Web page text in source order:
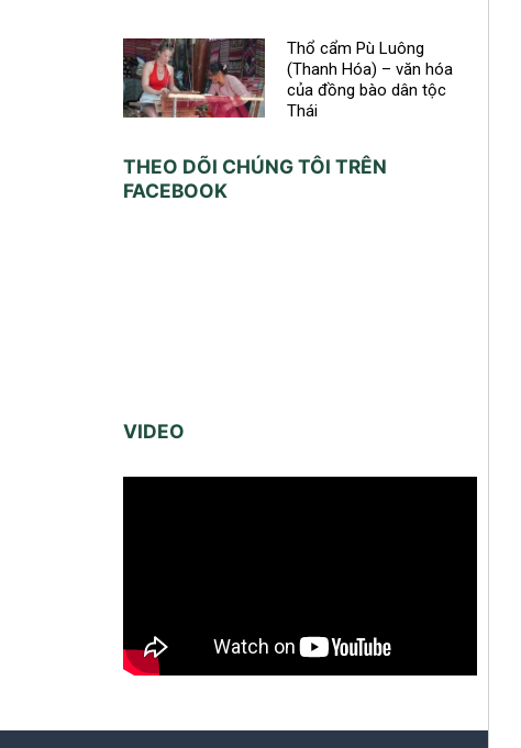
Thổ cẩm Pù Luông
(Thanh Hóa) – văn hóa
của đồng bào dân tộc
Thái
THEO DÕI CHÚNG TÔI TRÊN
FACEBOOK
VIDEO